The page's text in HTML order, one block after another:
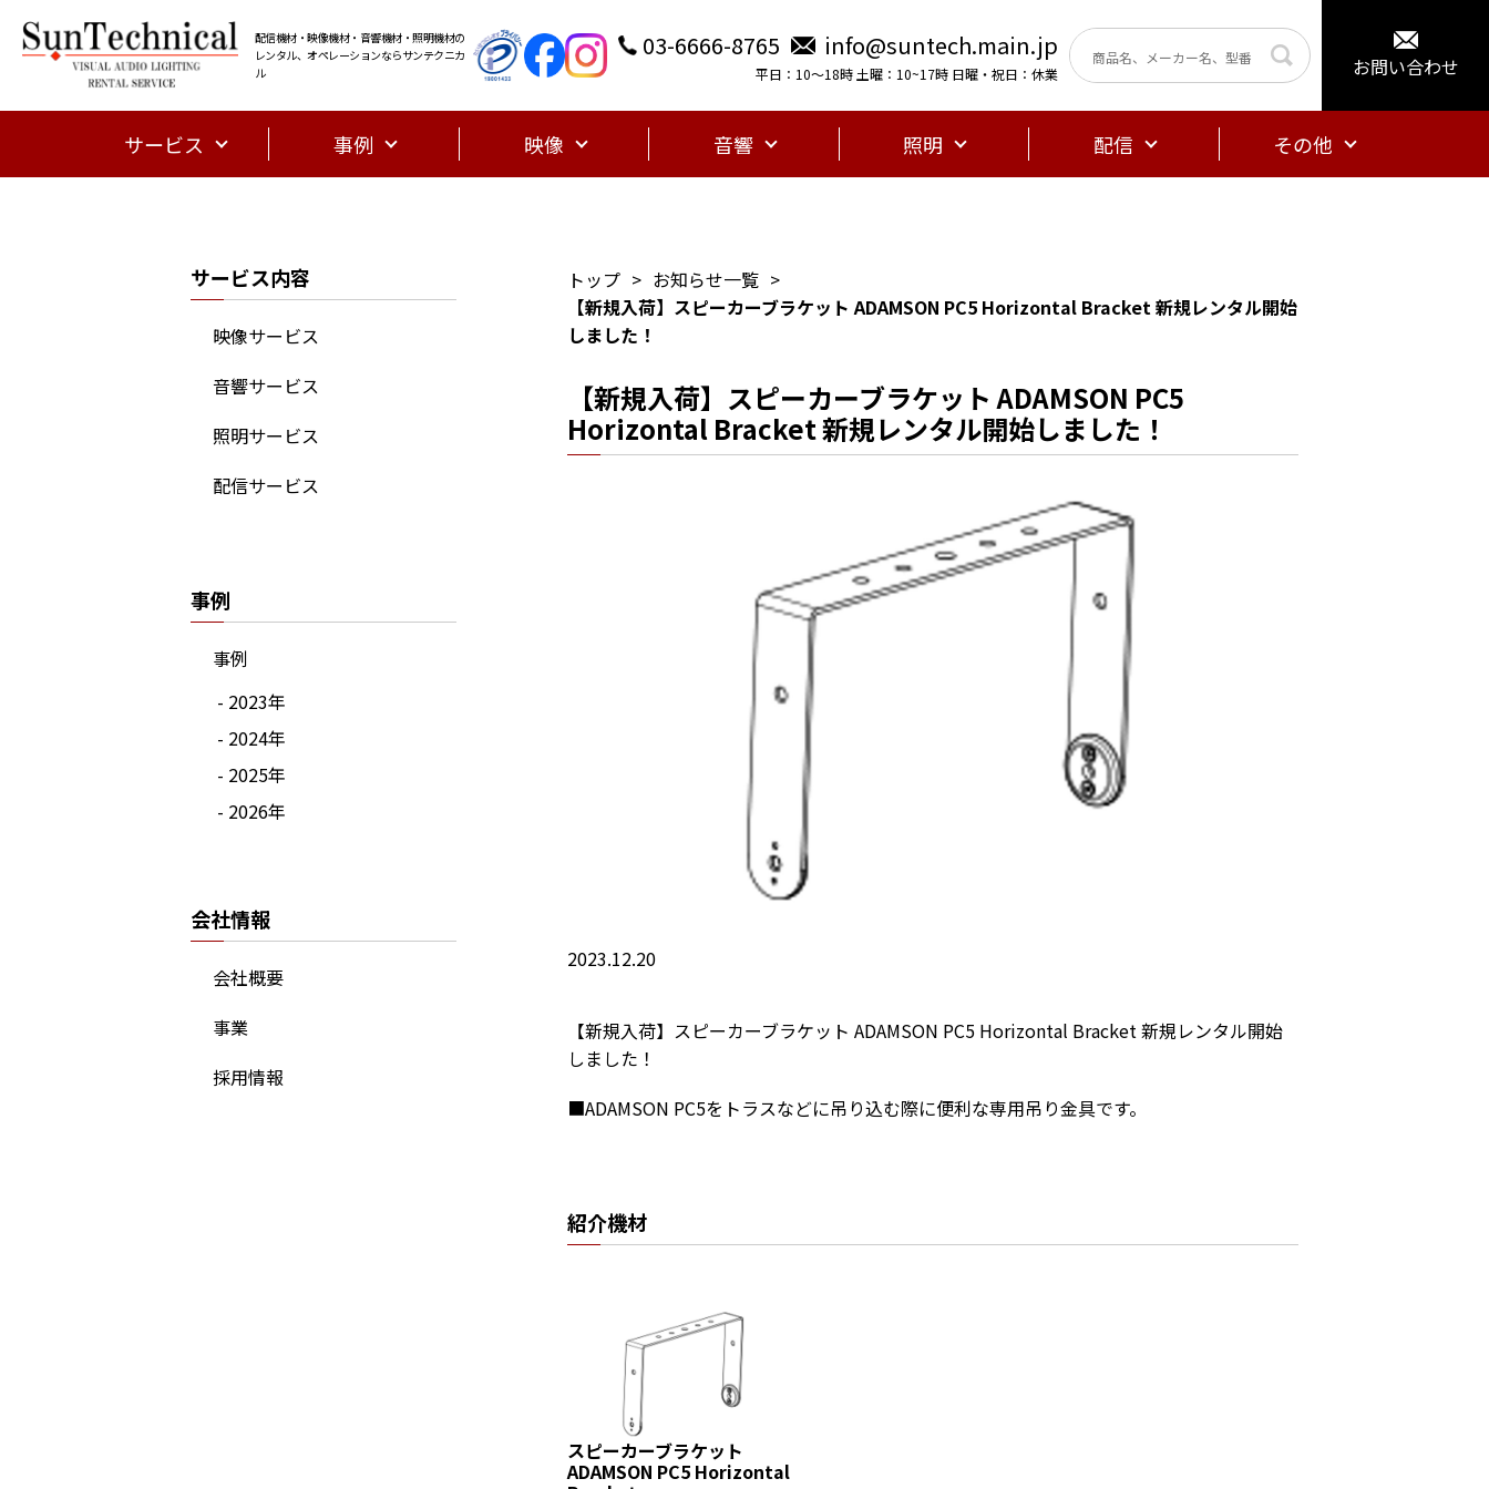
配信機材・映像機材・音響機材・照明機材の
レンタル、オペレーションならサンテクニカ
ル
03-6666-8765 info@suntech.main.jp
平日：10〜18時 土曜：10~17時 日曜・祝日：休業 お問い合わせ
サービス 事例 映像 音響 照明 配信 その他
サービス内容
映像サービス
音響サービス
照明サービス
配信サービス
事例
事例
- 2023年
- 2024年
- 2025年
- 2026年
会社情報
会社概要
事業
採用情報
トップ
お知らせ一覧
【新規入荷】スピーカーブラケット ADAMSON PC5 Horizontal Bracket 新規レンタル開始
しました！
【新規入荷】スピーカーブラケット ADAMSON PC5
Horizontal Bracket 新規レンタル開始しました！
2023.12.20
【新規入荷】スピーカーブラケット ADAMSON PC5 Horizontal Bracket 新規レンタル開始
しました！
■ADAMSON PC5をトラスなどに吊り込む際に便利な専用吊り金具です。
紹介機材
スピーカーブラケット
ADAMSON PC5 Horizontal